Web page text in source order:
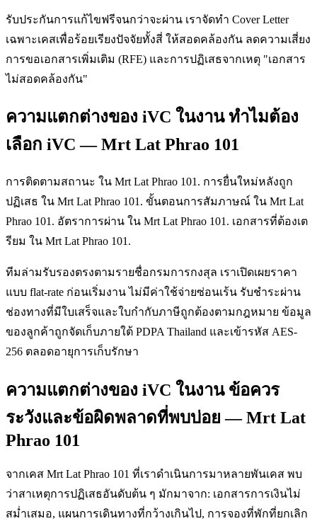
รับประกันการแก้ไขฟรีจนกว่าจะผ่าน เราจัดทำ Cover Letter
เฉพาะเคสเพื่อร้อยเรียงปัจจัยทั้งสี่ ให้สอดคล้องกัน ลดความเสี่ยง
การขอเอกสารเพิ่มเติม (RFE) และการปฏิเสธจากเหตุ "เอกสาร
ไม่สอดคล้องกัน"
ความแตกต่างของ iVC ในงาน ทำไมต้อง
เลือก iVC — Mrt Lat Phrao 101
การติดตามสถานะ ใน Mrt Lat Phrao 101. การยื่นใหม่หลังถูก
ปฏิเสธ ใน Mrt Lat Phrao 101. ขั้นตอนการสัมภาษณ์ ใน Mrt Lat
Phrao 101. อัตราการผ่าน ใน Mrt Lat Phrao 101. เอกสารที่ต้องเต
รียม ใน Mrt Lat Phrao 101.
ทีมล่ามรับรองตรงตามรายชื่อกรมการกงสุล เราเปิดเผยราคา
แบบ flat-rate ก่อนเริ่มงาน ไม่มีค่าใช้จ่ายซ่อนเร้น รับชำระผ่าน
ช่องทางที่มีใบเสร็จและใบกำกับภาษีถูกต้องตามกฎหมาย ข้อมูล
ของลูกค้าถูกจัดเก็บภายใต้ PDPA Thailand และเข้ารหัส AES-
256 ตลอดอายุการเก็บรักษา
ความแตกต่างของ iVC ในงาน ข้อควร
ระวังและข้อผิดพลาดที่พบบ่อย — Mrt Lat
Phrao 101
จากเคส Mrt Lat Phrao 101 ที่เราดำเนินการมาหลายพันเคส พบ
ว่าสาเหตุการปฏิเสธอันดับต้น ๆ มักมาจาก: เอกสารการเงินไม่
สม่ำเสมอ, แผนการเดินทางที่กว้างเกินไป, การจองที่พักที่ยกเลิก